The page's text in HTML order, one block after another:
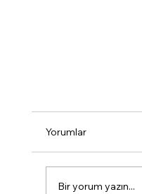
Yorumlar
Bir yorum yazın...